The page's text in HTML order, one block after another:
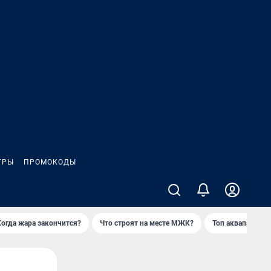
ПРОМОКОДЫ
жара закончится? Что строят на месте МЖК? Топ аквапарков